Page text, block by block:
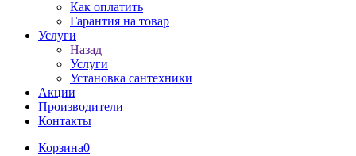
Как оплатить
Гарантия на товар
Услуги
Назад
Услуги
Установка сантехники
Акции
Производители
Контакты
Корзина0